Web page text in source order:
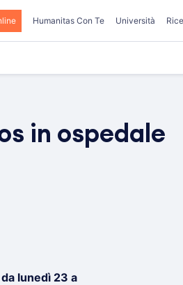
Humanitas Con Te Università
in ospedale
da lunedì 23 a